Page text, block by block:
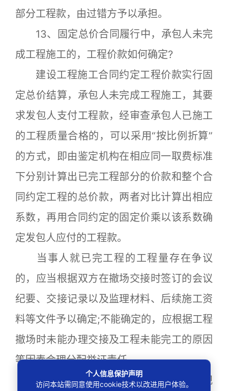
部分工程款，由过错方予以承担。
13、固定总价合同履行中，承包人未完
成工程施工的，工程价款如何确定?
建设工程施工合同约定工程价款实行固
定总价结算，承包人未完成工程施工，其要
求发包人支付工程款，经审查承包人已施工
的工程质量合格的，可以采用“按比例折算”
的方式，即由鉴定机构在相应同一取费标准
下分别计算出已完工程部分的价款和整个合
同约定工程的总价款，两者对比计算出相应
系数，再用合同约定的固定价乘以该系数确
定发包人应付的工程款。
当事人就已完工程的工程量存在争议
的，应当根据双方在撤场交接时签订的会议
纪要、交接记录以及监理材料、后续施工资
料等文件予以确定;不能确定的，应根据工程
撤场时未能办理交接及工程未能完工的原因
等因素合理分配举证责任。
14、承包人依据《解释》第二十条的规
个人信息保护声明
访问本站需同意使用cookie技术以改进用户体验。